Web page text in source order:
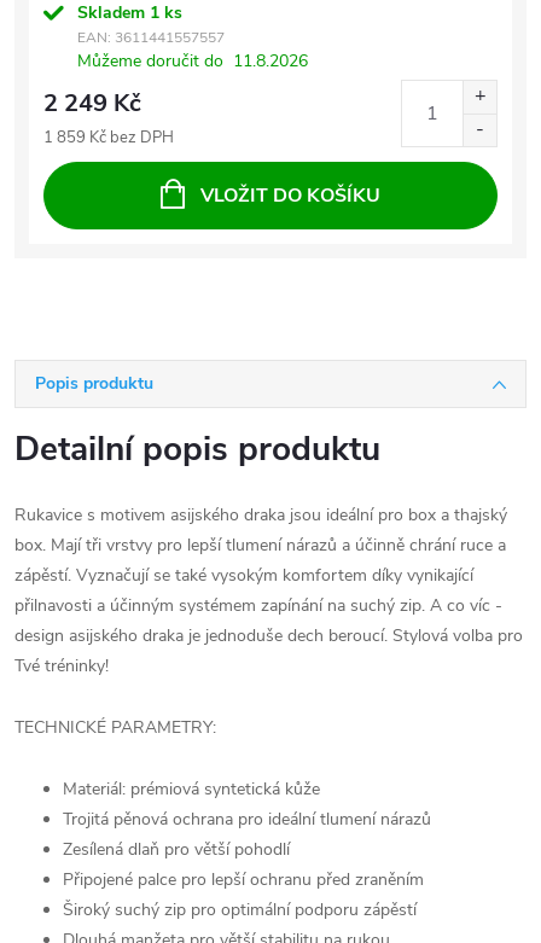
Skladem 1 ks
EAN: 3611441557557
Můžeme doručit do 11.8.2026
2 249 Kč
1 859 Kč bez DPH
VLOŽIT DO KOŠÍKU
Popis produktu
Detailní popis produktu
Rukavice s motivem asijského draka jsou ideální pro box a thajský
box. Mají tři vrstvy pro lepší tlumení nárazů a účinně chrání ruce a
zápěstí. Vyznačují se také vysokým komfortem díky vynikající
přilnavosti a účinným systémem zapínání na suchý zip. A co víc -
design asijského draka je jednoduše dech beroucí. Stylová volba pro
Tvé tréninky!
TECHNICKÉ PARAMETRY:
Materiál: prémiová syntetická kůže
Trojitá pěnová ochrana pro ideální tlumení nárazů
Zesílená dlaň pro větší pohodlí
Připojené palce pro lepší ochranu před zraněním
Široký suchý zip pro optimální podporu zápěstí